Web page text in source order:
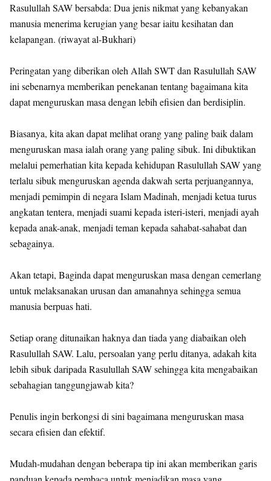
Rasulullah SAW bersabda: Dua jenis nikmat yang kebanyakan
manusia menerima kerugian yang besar iaitu kesihatan dan
kelapangan. (riwayat al-Bukhari)
Peringatan yang diberikan oleh Allah SWT dan Rasulullah SAW
ini sebenarnya memberikan penekanan tentang bagaimana kita
dapat menguruskan masa dengan lebih efisien dan berdisiplin.
Biasanya, kita akan dapat melihat orang yang paling baik dalam
menguruskan masa ialah orang yang paling sibuk. Ini dibuktikan
melalui pemerhatian kita kepada kehidupan Rasulullah SAW yang
terlalu sibuk menguruskan agenda dakwah serta perjuangannya,
menjadi pemimpin di negara Islam Madinah, menjadi ketua turus
angkatan tentera, menjadi suami kepada isteri-isteri, menjadi ayah
kepada anak-anak, menjadi teman kepada sahabat-sahabat dan
sebagainya.
Akan tetapi, Baginda dapat menguruskan masa dengan cemerlang
untuk melaksanakan urusan dan amanahnya sehingga semua
manusia berpuas hati.
Setiap orang ditunaikan haknya dan tiada yang diabaikan oleh
Rasulullah SAW. Lalu, persoalan yang perlu ditanya, adakah kita
lebih sibuk daripada Rasulullah SAW sehingga kita mengabaikan
sebahagian tanggungjawab kita?
Penulis ingin berkongsi di sini bagaimana menguruskan masa
secara efisien dan efektif.
Mudah-mudahan dengan beberapa tip ini akan memberikan garis